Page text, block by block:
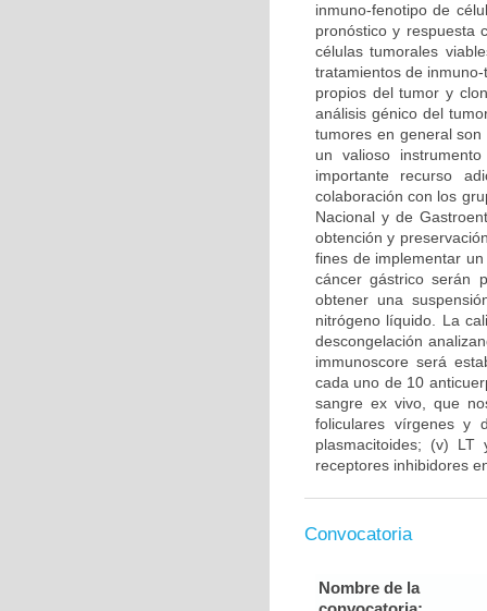
inmuno-fenotipo de
pronóstico y respuesta
células tumorales
tratamientos de
propios del tumor y
análisis génico del
tumores en general
un valioso
importante recurso
colaboración con los
Nacional y de
obtención y
fines de implementar
cáncer gástrico serán
obtener una
nitrógeno líquido. La
descongelación
immunoscore será
cada uno de 10
sangre ex vivo, que
foliculares vírgenes y
plasmacitoides; (v)
receptores inhibidores
Convocatoria
Nombre de la